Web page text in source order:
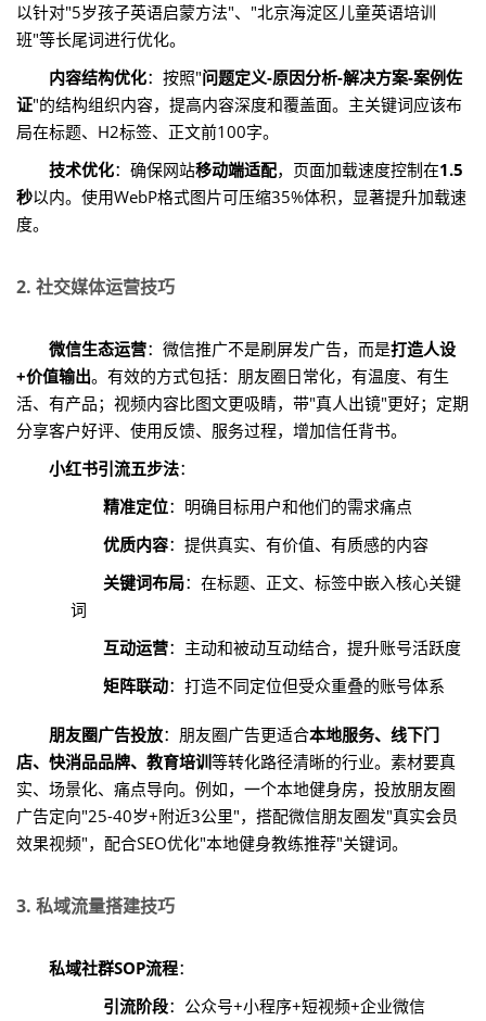
以针对"5岁孩子英语启蒙方法"、"北京海淀区儿童英语培训
班"等长尾词进行优化。
内容结构优化：按照"问题定义-原因分析-解决方案-案例佐
证"的结构组织内容，提高内容深度和覆盖面。主关键词应该布
局在标题、H2标签、正文前100字。
技术优化：确保网站移动端适配，页面加载速度控制在1.5
秒以内。使用WebP格式图片可压缩35%体积，显著提升加载速
度。
2. 社交媒体运营技巧
微信生态运营：微信推广不是刷屏发广告，而是打造人设
+价值输出。有效的方式包括：朋友圈日常化，有温度、有生
活、有产品；视频内容比图文更吸睛，带"真人出镜"更好；定期
分享客户好评、使用反馈、服务过程，增加信任背书。
小红书引流五步法：
精准定位：明确目标用户和他们的需求痛点
优质内容：提供真实、有价值、有质感的内容
关键词布局：在标题、正文、标签中嵌入核心关键
词
互动运营：主动和被动互动结合，提升账号活跃度
矩阵联动：打造不同定位但受众重叠的账号体系
朋友圈广告投放：朋友圈广告更适合本地服务、线下门
店、快消品品牌、教育培训等转化路径清晰的行业。素材要真
实、场景化、痛点导向。例如，一个本地健身房，投放朋友圈
广告定向"25-40岁+附近3公里"，搭配微信朋友圈发"真实会员
效果视频"，配合SEO优化"本地健身教练推荐"关键词。
3. 私域流量搭建技巧
私域社群SOP流程：
引流阶段：公众号+小程序+短视频+企业微信